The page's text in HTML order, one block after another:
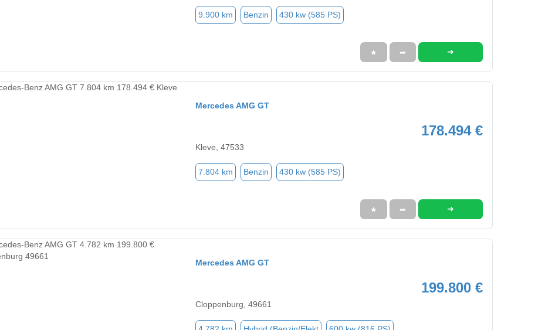
9.900 km Benzin 430 kw (585 PS)
★ ➦ ➜
Mercedes AMG GT
178.494 €
Kleve, 47533
7.804 km Benzin 430 kw (585 PS)
★ ➦ ➜
Mercedes AMG GT
199.800 €
Cloppenburg, 49661